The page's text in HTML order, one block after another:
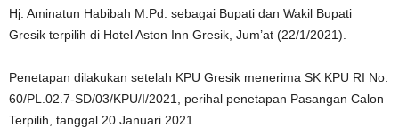
Hj. Aminatun Habibah M.Pd. sebagai Bupati dan Wakil Bupati
Gresik terpilih di Hotel Aston Inn Gresik, Jum’at (22/1/2021).
Penetapan dilakukan setelah KPU Gresik menerima SK KPU RI No.
60/PL.02.7-SD/03/KPU/I/2021, perihal penetapan Pasangan Calon
Terpilih, tanggal 20 Januari 2021.